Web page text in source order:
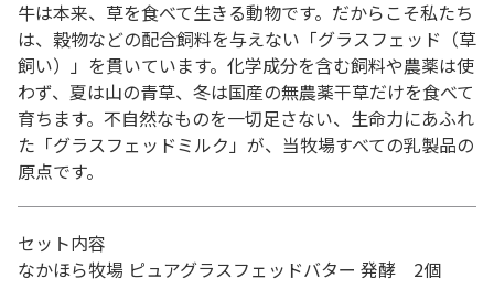
牛は本来、草を食べて生きる動物です。だからこそ私たち
は、穀物などの配合飼料を与えない「グラスフェッド（草
飼い）」を貫いています。化学成分を含む飼料や農薬は使
わず、夏は山の青草、冬は国産の無農薬干草だけを食べて
育ちます。不自然なものを一切足さない、生命力にあふれ
た「グラスフェッドミルク」が、当牧場すべての乳製品の
原点です。
セット内容
なかほら牧場 ピュアグラスフェッドバター 発酵 2個